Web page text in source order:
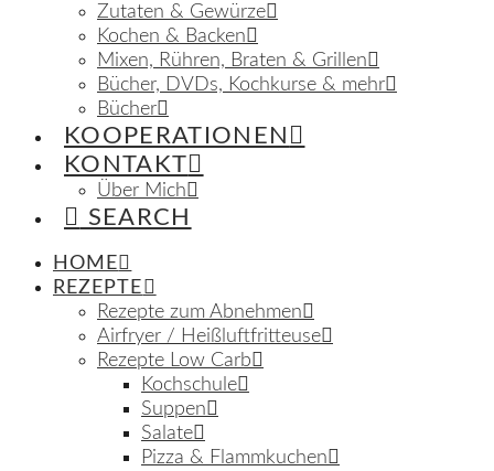
Zutaten & Gewürze
Kochen & Backen
Mixen, Rühren, Braten & Grillen
Bücher, DVDs, Kochkurse & mehr
Bücher
KOOPERATIONEN
KONTAKT
Über Mich
SEARCH
HOME
REZEPTE
Rezepte zum Abnehmen
Airfryer / Heißluftfritteuse
Rezepte Low Carb
Kochschule
Suppen
Salate
Pizza & Flammkuchen